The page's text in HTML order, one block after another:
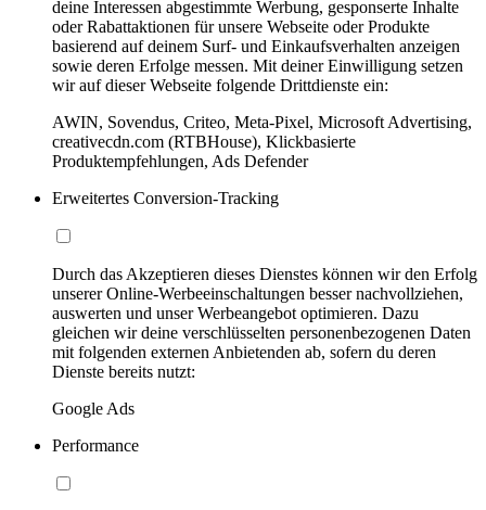
deine Interessen abgestimmte Werbung, gesponserte Inhalte
oder Rabattaktionen für unsere Webseite oder Produkte
basierend auf deinem Surf- und Einkaufsverhalten anzeigen
sowie deren Erfolge messen. Mit deiner Einwilligung setzen
wir auf dieser Webseite folgende Drittdienste ein:
AWIN, Sovendus, Criteo, Meta-Pixel, Microsoft Advertising,
creativecdn.com (RTBHouse), Klickbasierte
Produktempfehlungen, Ads Defender
Erweitertes Conversion-Tracking
Durch das Akzeptieren dieses Dienstes können wir den Erfolg
unserer Online-Werbeeinschaltungen besser nachvollziehen,
auswerten und unser Werbeangebot optimieren. Dazu
gleichen wir deine verschlüsselten personenbezogenen Daten
mit folgenden externen Anbietenden ab, sofern du deren
Dienste bereits nutzt:
Google Ads
Performance